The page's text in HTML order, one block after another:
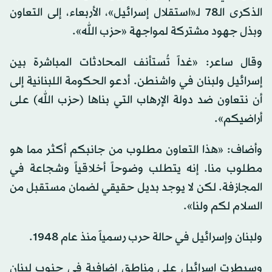
الذكرى الـ78 لـ«استقلال إسرائيل»، الأربعاء، إلى التعاون
وبذل جهود مشتركة لمواجهة «حزب الله».
وقال ساعر: «غداً تُستأنف المحادثات المباشرة بين
إسرائيل ولبنان في واشنطن. أدعو الحكومة اللبنانية إلى
أن نتعاون ضد دولة الإرهاب التي بناها (حزب الله) على
أراضيكم».
وأضاف: «هذا التعاون مطلوب من جانبكم أكثر مما هو
مطلوب منا. إنه يتطلب وضوحاً أخلاقياً وشجاعة في
المجازفة. لكن لا يوجد بديل حقيقي لضمان مستقبل من
السلام لكم ولنا».
ولبنان وإسرائيل في حالة حرب رسمياً منذ عام 1948.
وسيطرت إسرائيل على مناطق إضافية في جنوب لبنان